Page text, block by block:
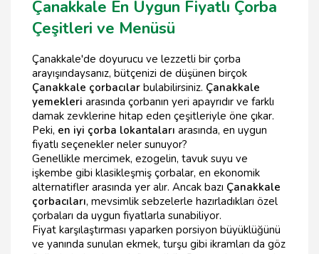
Çanakkale En Uygun Fiyatlı Çorba
Çeşitleri ve Menüsü
Çanakkale'de doyurucu ve lezzetli bir çorba
arayışındaysanız, bütçenizi de düşünen birçok
Çanakkale çorbacılar bulabilirsiniz. Çanakkale
yemekleri arasında çorbanın yeri apayrıdır ve farklı
damak zevklerine hitap eden çeşitleriyle öne çıkar.
Peki, en iyi çorba lokantaları arasında, en uygun
fiyatlı seçenekler neler sunuyor?
Genellikle mercimek, ezogelin, tavuk suyu ve
işkembe gibi klasikleşmiş çorbalar, en ekonomik
alternatifler arasında yer alır. Ancak bazı Çanakkale
çorbacıları, mevsimlik sebzelerle hazırladıkları özel
çorbaları da uygun fiyatlarla sunabiliyor.
Fiyat karşılaştırması yaparken porsiyon büyüklüğünü
ve yanında sunulan ekmek, turşu gibi ikramları da göz